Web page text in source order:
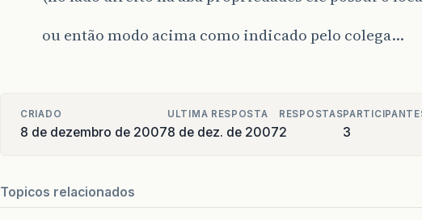
ou então modo acima como indicado pelo colega…
CRIADO
8 de dezembro de 2007
ULTIMA RESPOSTA
8 de dez. de 2007
RESPOSTAS
2 3
Topicos relacionados